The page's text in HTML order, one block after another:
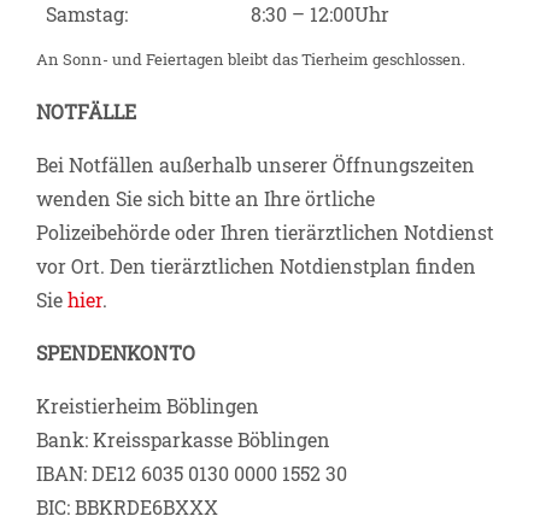
Samstag:
8:30 – 12:00Uhr
An Sonn- und Feiertagen bleibt das Tierheim geschlossen.
NOTFÄLLE
Bei Notfällen außerhalb unserer Öffnungszeiten
wenden Sie sich bitte an Ihre örtliche
Polizeibehörde oder Ihren tierärztlichen Notdienst
vor Ort. Den tierärztlichen Notdienstplan finden
Siehier.
SPENDENKONTO
Kreistierheim Böblingen
Bank: Kreissparkasse Böblingen
IBAN: DE12 6035 0130 0000 1552 30
BIC: BBKRDE6BXXX